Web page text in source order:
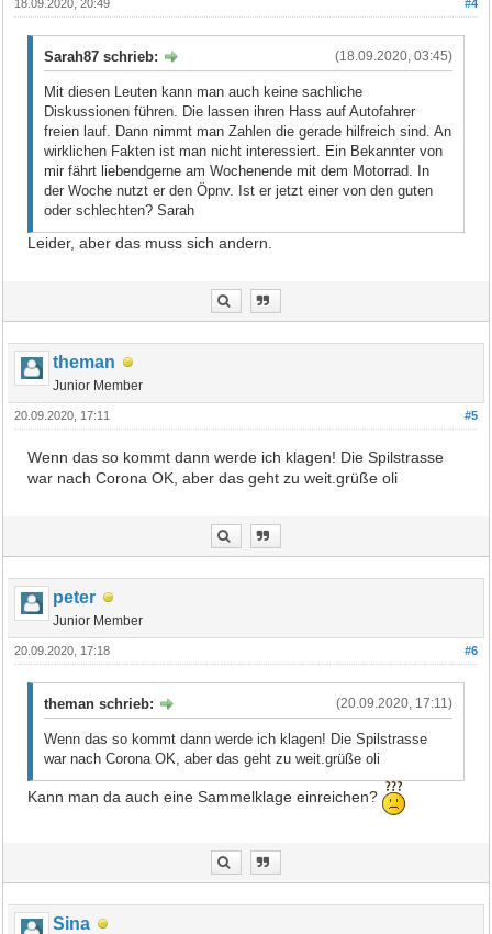
#4
18.09.2020, 20:49
(18.09.2020, 03:45)
Sarah87 schrieb:
Mit diesen Leuten kann man auch keine sachliche
Diskussionen führen. Die lassen ihren Hass auf Autofahrer
freien lauf. Dann nimmt man Zahlen die gerade hilfreich sind. An
wirklichen Fakten ist man nicht interessiert. Ein Bekannter von
mir fährt liebendgerne am Wochenende mit dem Motorrad. In
der Woche nutzt er den Öpnv. Ist er jetzt einer von den guten
oder schlechten? Sarah
Leider, aber das muss sich andern.
theman
Junior Member
#5
20.09.2020, 17:11
Wenn das so kommt dann werde ich klagen! Die Spilstrasse
war nach Corona OK, aber das geht zu weit.grüße oli
peter
Junior Member
#6
20.09.2020, 17:18
(20.09.2020, 17:11)
theman schrieb:
Wenn das so kommt dann werde ich klagen! Die Spilstrasse
war nach Corona OK, aber das geht zu weit.grüße oli
Kann man da auch eine Sammelklage einreichen?
Sina